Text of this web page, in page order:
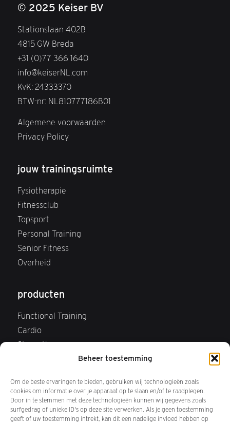
Beheer toestemming
Om de beste ervaringen te bieden, gebruiken wij technologieën zoals
cookies om informatie over je apparaat op te slaan en/of te raadplegen.
Door in te stemmen met deze technologieën kunnen wij gegevens zoals
surfgedrag of unieke ID's op deze site verwerken. Als je geen toestemming
geeft of uw toestemming intrekt, kan dit een nadelige invloed hebben op
© 2025 Keiser BV
Stationslaan 402B
4815 GW Breda
+31 (0)77 366 1640
info@keiserNL.com
KvK: 24333370
BTW-nr: NL810777186B01
Algemene voorwaarden
Privacy Policy
jouw trainingsruimte
Fysiotherapie
Fitnessclub
Topsport
Personal Training
Senior Fitness
Overheid
producten
Functional Training
Cardio
Strength
Retourneren
over ons